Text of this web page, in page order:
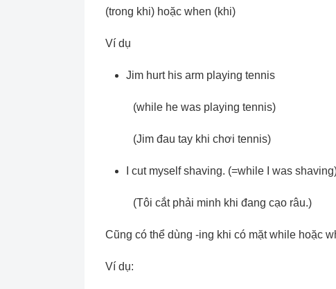
(trong khi) hoặc when (khi)
Ví dụ
Jim hurt his arm playing tennis
(while he was playing tennis)
(Jim đau tay khi chơi tennis)
I cut myself shaving. (=while I was
(Tôi cắt phải minh khi đang cạo râu.)
Cũng có thể dùng -ing khi có mặt while hoặc
Ví dụ: